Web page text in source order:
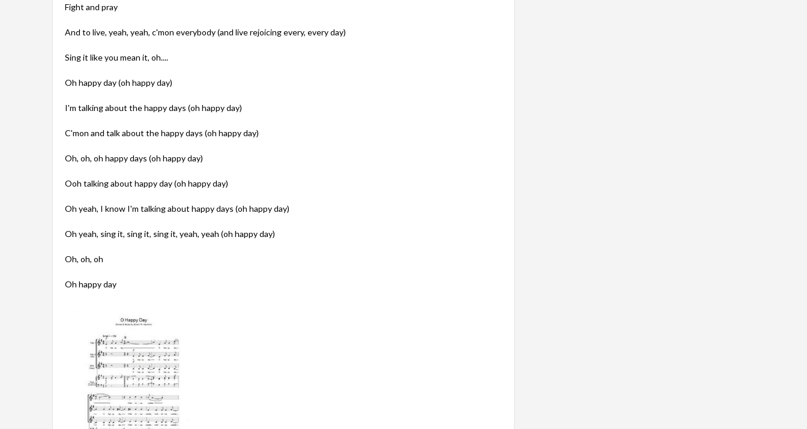
Fight and pray
And to live, yeah, yeah, c'mon everybody (and live rejoicing every, every day)
Sing it like you mean it, oh....
Oh happy day (oh happy day)
I'm talking about the happy days (oh happy day)
C'mon and talk about the happy days (oh happy day)
Oh, oh, oh happy days (oh happy day)
Ooh talking about happy day (oh happy day)
Oh yeah, I know I'm talking about happy days (oh happy day)
Oh yeah, sing it, sing it, sing it, yeah, yeah (oh happy day)
Oh, oh, oh
Oh happy day